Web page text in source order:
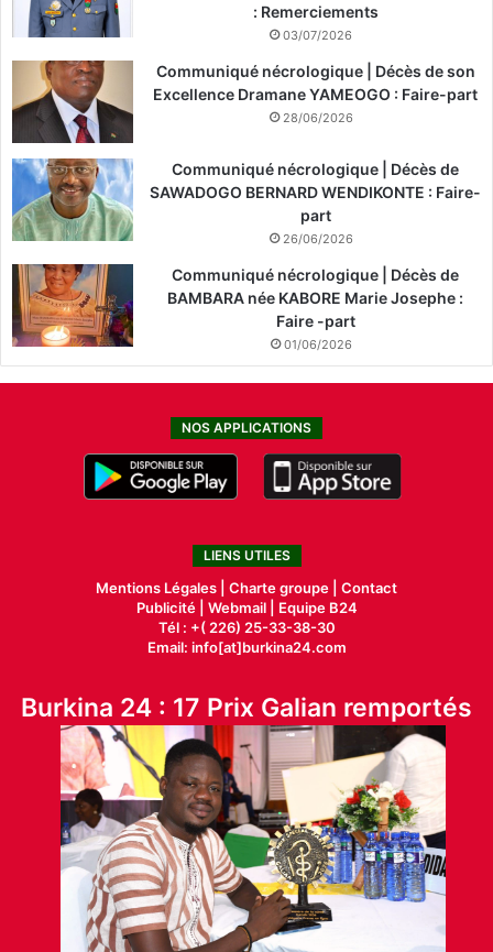
: Remerciements
03/07/2026
Communiqué nécrologique | Décès de son
Excellence Dramane YAMEOGO : Faire-part
28/06/2026
Communiqué nécrologique | Décès de
SAWADOGO BERNARD WENDIKONTE : Faire-
part
26/06/2026
Communiqué nécrologique | Décès de
BAMBARA née KABORE Marie Josephe :
Faire -part
01/06/2026
NOS APPLICATIONS
LIENS UTILES
Mentions Légales | Charte groupe | Contact
Publicité| Webmail |
Equipe B24
Tél : +( 226) 25-33-38-30
Email: info[at]burkina24.com
Burkina 24 : 17 Prix Galian remportés